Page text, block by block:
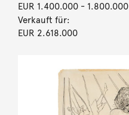
EUR 1.400.000- 1.800.000
Verkauft für:
EUR 2.618.000